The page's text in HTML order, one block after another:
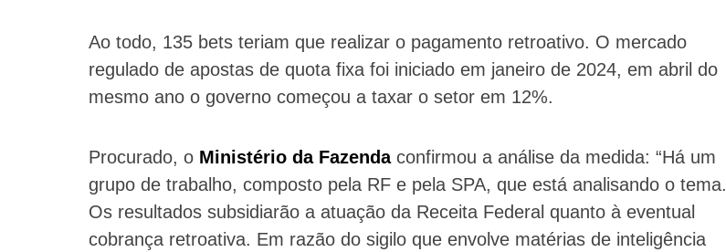
Ao todo, 135 bets teriam que realizar o pagamento retroativo. O mercado
regulado de apostas de quota fixa foi iniciado em janeiro de 2024, em abril do
mesmo ano o governo começou a taxar o setor em 12%.
Procurado, o Ministério da Fazendaconfirmou a análise da medida: “Há um
grupo de trabalho, composto pela RF e pela SPA, que está analisando o tema.
Os resultados subsidiarão a atuação da Receita Federal quanto à eventual
cobrança retroativa. Em razão do sigilo que envolve matérias de inteligência